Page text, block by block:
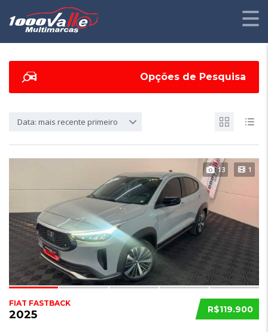
Opções de Pesquisa
Data: mais recente primeiro
13 1
R$119.900
FIAT FASTBACK
2025